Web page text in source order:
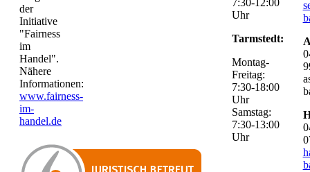
der
Initiative
"Fairness
im
Handel".
Nähere
Informationen:
www.fairness-
im-
handel.de
7:30-12:00
Uhr
Tarmstedt:
Montag-
Freitag:
7:30-18:00
Uhr
Samstag:
7:30-13:00
Uhr